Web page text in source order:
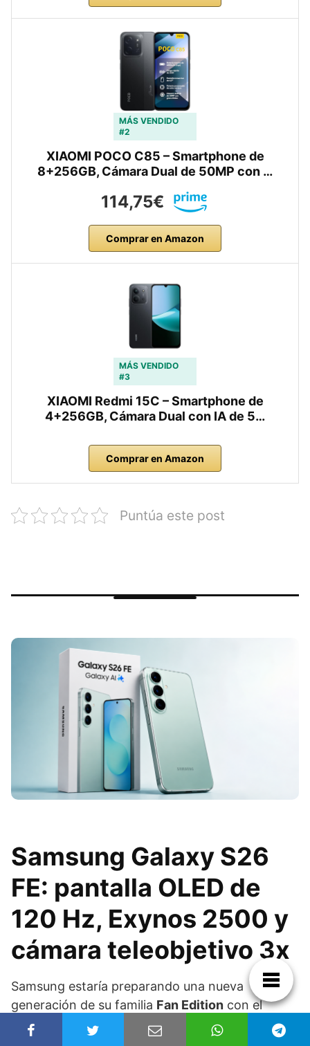
MÁS VENDIDO
#2
XIAOMI POCO C85 – Smartphone de
8+256GB, Cámara Dual de 50MP con …
114,75€
Comprar en Amazon
MÁS VENDIDO
#3
XIAOMI Redmi 15C – Smartphone de
4+256GB, Cámara Dual con IA de 5…
Comprar en Amazon
Puntúa este post
Samsung Galaxy S26
FE: pantalla OLED de
120 Hz, Exynos 2500 y
cámara teleobjetivo 3x
Samsung estaría preparando una nueva
generación de su familia Fan Edition con el
futuro
Galaxy S26 FE
, un modelo que